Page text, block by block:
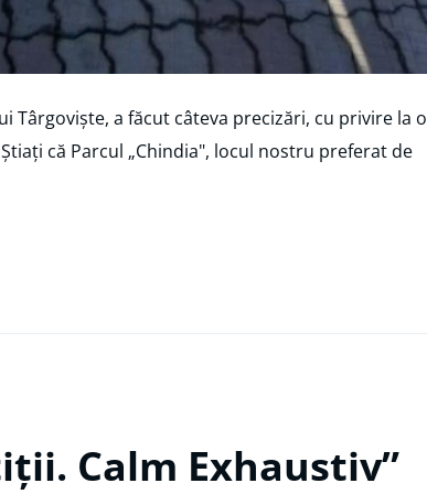
Târgoviște, a făcut câteva precizări, cu privire la o
că Parcul „Chindia", locul nostru preferat de
Calm Exhaustiv”